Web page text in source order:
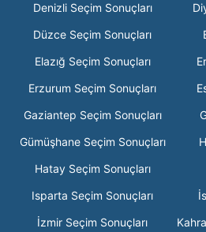
Denizli Seçim Sonuçları
Düzce Seçim Sonuçları
Elazığ Seçim Sonuçları
Erzurum Seçim Sonuçları
Gaziantep Seçim Sonuçları
Gümüşhane Seçim Sonuçları
Hatay Seçim Sonuçları
Isparta Seçim Sonuçları
İzmir Seçim Sonuçları